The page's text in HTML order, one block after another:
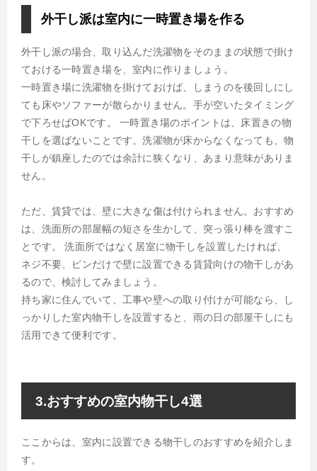
外干し派は室内に一時置き場を作る
外干し派の場合、取り込んだ洗濯物をそのままの状態で掛け
ておける一時置き場を、室内に作りましょう。
一時置き場に洗濯物を掛けておけば、しまうのを後回しにし
ても床やソファーが散らかりません。手が空いたタイミング
で下ろせばOKです。 一時置き場のポイントは、床置きの物
干しを選ばないことです。洗濯物が床からなくなっても、物
干しが鎮座したのでは余計に狭くなり、あまり意味がありま
せん。
ただ、賃貸では、壁に大きな傷は付けられません。おすすめ
は、洗面所の部屋幅の短さを生かして、突っ張り棒を渡すこ
とです。 洗面所ではなく居室に物干しを設置したければ、
ネジ不要、ピンだけで壁に設置できる賃貸向けの物干しがあ
るので、検討してみましょう。
持ち家に住んでいて、工事や壁への取り付けが可能なら、し
っかりした室内物干しを設置すると、雨の日の部屋干しにも
活用できて便利です。
3.おすすめの室内物干し4選
ここからは、室内に設置できる物干しのおすすめを紹介しま
す。